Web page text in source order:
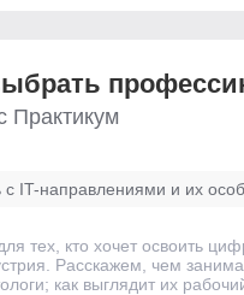
Практикум
с IT-направлениями и их
тех, кто хочет освоить
Расскажем, чем
как выглядит их